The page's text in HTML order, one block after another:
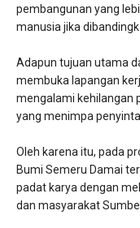
pembangunan yang
manusia jika
Adapun tujuan utama
membuka lapangan
mengalami kehilangan
yang menimpa
Oleh karena itu, pada
Bumi Semeru Damai
padat karya dengan
dan masyarakat